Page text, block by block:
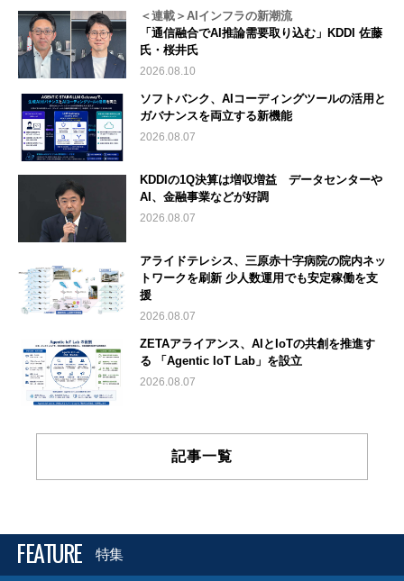
＜連載＞AIインフラの新潮流
「通信融合でAI推論需要取り込む」KDDI 佐藤
氏・桜井氏
2026.08.10
ソフトバンク、AIコーディングツールの活用と
ガバナンスを両立する新機能
2026.08.07
KDDIの1Q決算は増収増益 データセンターや
AI、金融事業などが好調
2026.08.07
アライドテレシス、三原赤十字病院の院内ネッ
トワークを刷新 少人数運用でも安定稼働を支
援
2026.08.07
ZETAアライアンス、AIとIoTの共創を推進す
る 「Agentic IoT Lab」を設立
2026.08.07
記事一覧
FEATURE 特集